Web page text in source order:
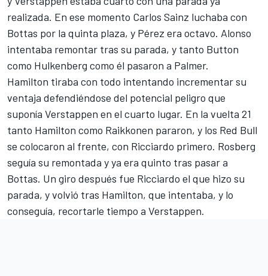
realizada. En ese momento Carlos Sainz luchaba con
Bottas por la quinta plaza, y Pérez era octavo. Alonso
intentaba remontar tras su parada, y tanto Button
como Hulkenberg como él pasaron a Palmer.
Hamilton tiraba con todo intentando incrementar su
ventaja defendiéndose del potencial peligro que
suponía Verstappen en el cuarto lugar. En la vuelta 21
tanto Hamilton como Raikkonen pararon, y los Red Bull
se colocaron al frente, con Ricciardo primero. Rosberg
seguía su remontada y ya era quinto tras pasar a
Bottas. Un giro después fue Ricciardo el que hizo su
parada, y volvió tras Hamilton, que intentaba, y lo
conseguía, recortarle tiempo a Verstappen.